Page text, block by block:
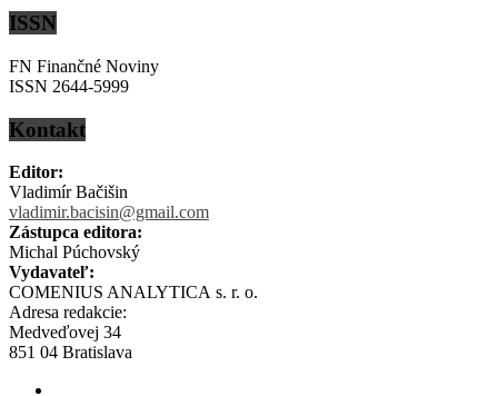
ISSN
FN Finančné Noviny
ISSN 2644-5999
Kontakt
Editor:
Vladimír Bačišin
vladimir.bacisin@gmail.com
Zástupca editora:
Michal Púchovský
Vydavateľ:
COMENIUS ANALYTICA s. r. o.
Adresa redakcie:
Medveďovej 34
851 04 Bratislava